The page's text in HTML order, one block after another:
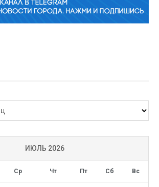
ИЮЛЬ 2026
Ср Чт Пт Сб Вс